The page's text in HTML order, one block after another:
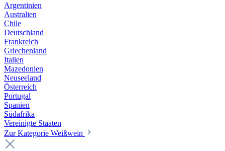
Argentinien
Australien
Chile
Deutschland
Frankreich
Griechenland
Italien
Mazedonien
Neuseeland
Österreich
Portugal
Spanien
Südafrika
Vereinigte Staaten
Zur Kategorie Weißwein